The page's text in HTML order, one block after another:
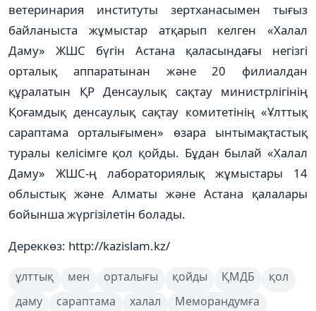
ветеринария институты зертханасымен тығыз
байланыста жұмыстар атқарып келген «Халал
Даму» ЖШС бүгін Астана қаласындағы негізгі
орталық аппаратынан және 20 филиалдан
құралатын ҚР Денсаулық сақтау министрлігінің
Қоғамдық денсаулық сақтау комитетінің «Ұлттық
сараптама орталығымен» өзара ынтымақтастық
туралы келісімге қол қойды. Бұдан былай «Халал
Даму» ЖШС-ң лабораториялық жұмыстары 14
облыстық және Алматы және Астана қалалары
бойынша жүргізілетін болады.
Дереккөз: http://kazislam.kz/
ұлттық мен орталығы қойды ҚМДБ
қол
даму
сараптама халал
Меморандумға